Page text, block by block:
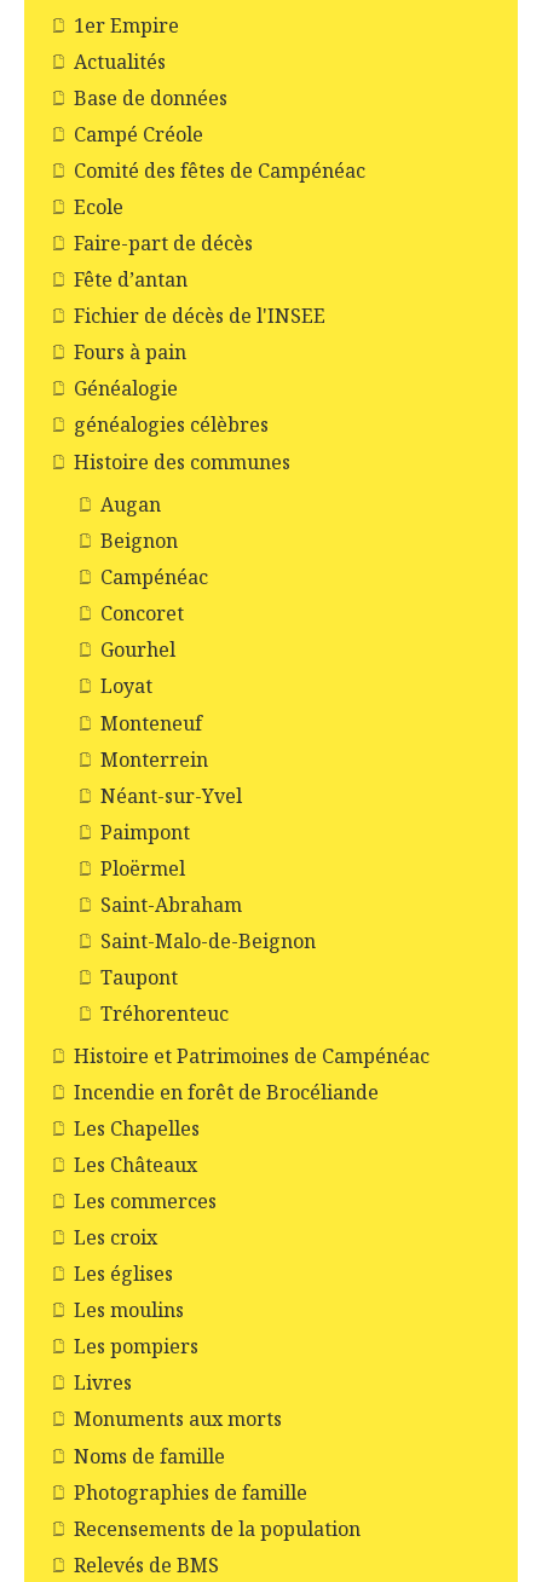
1er Empire
Actualités
Base de données
Campé Créole
Comité des fêtes de Campénéac
Ecole
Faire-part de décès
Fête d’antan
Fichier de décès de l'INSEE
Fours à pain
Généalogie
généalogies célèbres
Histoire des communes
Augan
Beignon
Campénéac
Concoret
Gourhel
Loyat
Monteneuf
Monterrein
Néant-sur-Yvel
Paimpont
Ploërmel
Saint-Abraham
Saint-Malo-de-Beignon
Taupont
Tréhorenteuc
Histoire et Patrimoines de Campénéac
Incendie en forêt de Brocéliande
Les Chapelles
Les Châteaux
Les commerces
Les croix
Les églises
Les moulins
Les pompiers
Livres
Monuments aux morts
Noms de famille
Photographies de famille
Recensements de la population
Relevés de BMS